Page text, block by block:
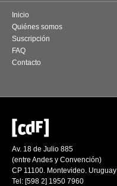
Inicio
Quiénes somos
Suscripción
FAQ
Contacto
Av. 18 de Julio 885
(entre Andes y Convención)
CP 11100. Montevideo. Uruguay
Tel: [598 2] 1950 7960